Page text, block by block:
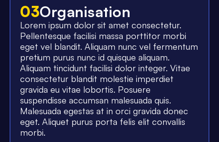
03Organisation
Lorem ipsum dolor sit amet consectetur.
Pellentesque facilisi massa porttitor morbi
eget vel blandit. Aliquam nunc vel fermentum
pretium purus nunc id quisque aliquam.
Aliquam tincidunt facilisi dolor integer. Vitae
consectetur blandit molestie imperdiet
gravida eu vitae lobortis. Posuere
suspendisse accumsan malesuada quis.
Malesuada egestas at in orci gravida donec
eget. Aliquet purus porta felis elit convallis
morbi.